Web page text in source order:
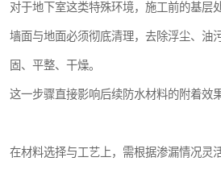
对于地下室这类特殊环境，施工前的基层
墙面与地面必须彻底清理，去除浮尘、油
固、平整、干燥。
这一步骤直接影响后续防水材料的附着效
在材料选择与工艺上，需根据渗漏情况灵